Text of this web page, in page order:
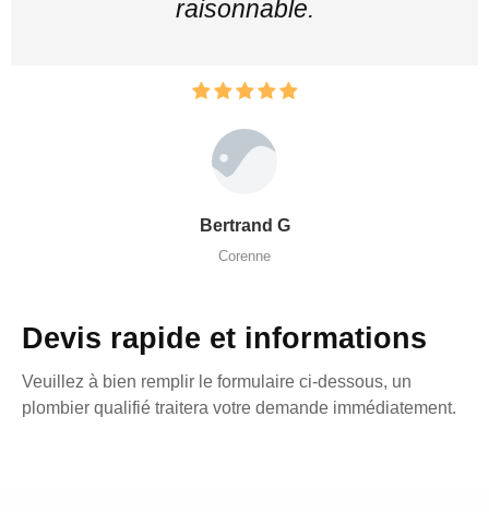
raisonnable.
Bertrand G
Corenne
Devis rapide et informations
Veuillez à bien remplir le formulaire ci-dessous, un
plombier qualifié traitera votre demande immédiatement.